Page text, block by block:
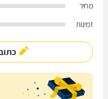
מחיר
זמינות